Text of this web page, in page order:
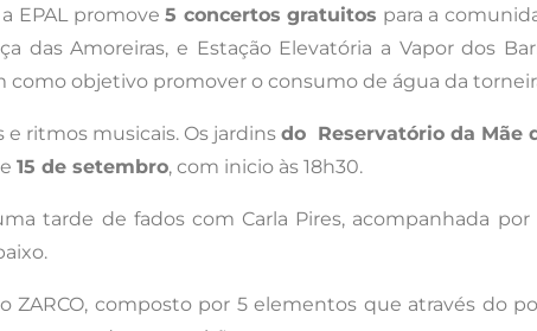
EPAL promove5 concertos gratuitos para a
das Amoreiras, e Estação Elevatória a Vapor dos
como objetivo promover o consumo de água da
e ritmos musicais. Os jardins do Reservatório da Mãe
e 15 de setembro, com inicio às 18h30.
tarde de fados com Carla Pires, acompanhada
ZARCO, composto por 5 elementos que através do